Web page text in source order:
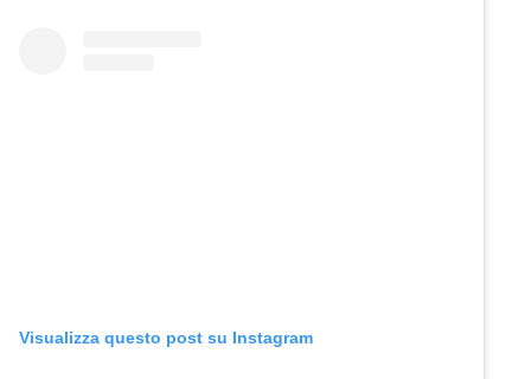
Visualizza questo post su Instagram